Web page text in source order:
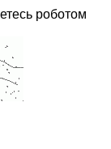
роботом